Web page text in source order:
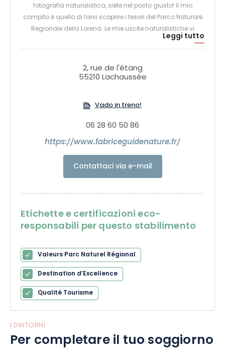
fotografia naturalistica, siete nel posto giusto! Il mio
compito è quello di farvi scoprire i tesori del Parco Naturale
Regionale della Lorena. Le mie uscite naturalistiche vi
offrono un'occasione unica per scoprire la ricchezza della
flora e della fauna delle zone umide. Per gli amanti della
natura e per i fotografi in erba o esperti che vogliono
migliorare le loro capacità, organizzo corsi e uscite
Leggi tutto
2, rue de l'étang
55210 Lachaussée
Vado in treno!
06 28 60 50 86
https://www.fabriceguidenature.fr/
Contattaci via e-mail
Etichette e certificazioni eco-
responsabili per questo stabilimento
Valeurs Parc Naturel Régional
Destination d’Excellence
Qualité Tourisme
I DINTORNI
Per completare il tuo soggiorno